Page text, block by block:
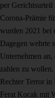
per
Corona-Prämie
wurden 2021 bei
Dagegen wehrte
Unternehmen an,
zahlen zu wollen.
Rechter Terror
Ferat Kocak mit